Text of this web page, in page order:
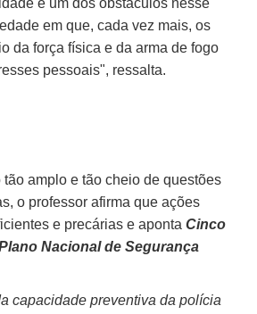
é um dos obstáculos nesse
em que, cada vez mais, os
da força física e da arma de fogo
pessoais", ressalta.
tão amplo e tão cheio de questões
o professor afirma que ações
e precárias e apontaCinco
Nacional de Segurança
capacidade preventiva da polícia